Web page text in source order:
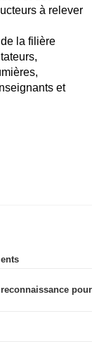
à relever
la filière
et
pour